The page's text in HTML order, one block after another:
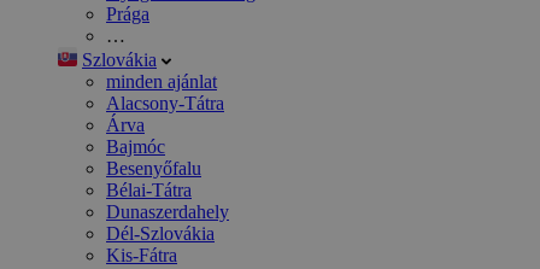
Prága
…
Szlovákia
minden ajánlat
Alacsony-Tátra
Árva
Bajmóc
Besenyőfalu
Bélai-Tátra
Dunaszerdahely
Dél-Szlovákia
Kis-Fátra